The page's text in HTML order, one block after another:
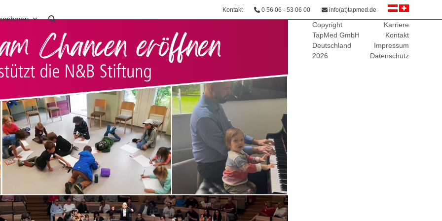
Kontakt 0 56 06 - 53 06 00 info(at)tapmed.de
Copyright
TapMed GmbH
Deutschland
2026
Karriere
Kontakt
Impressum
Datenschutz